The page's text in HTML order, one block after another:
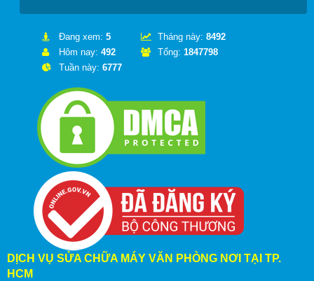
Đang xem: 5
Hôm nay: 492
Tuần này: 6777
Tháng này: 8492
Tổng: 1847798
DỊCH VỤ SỬA CHỮA MÁY VĂN PHÒNG NƠI TẠI TP.
HCM